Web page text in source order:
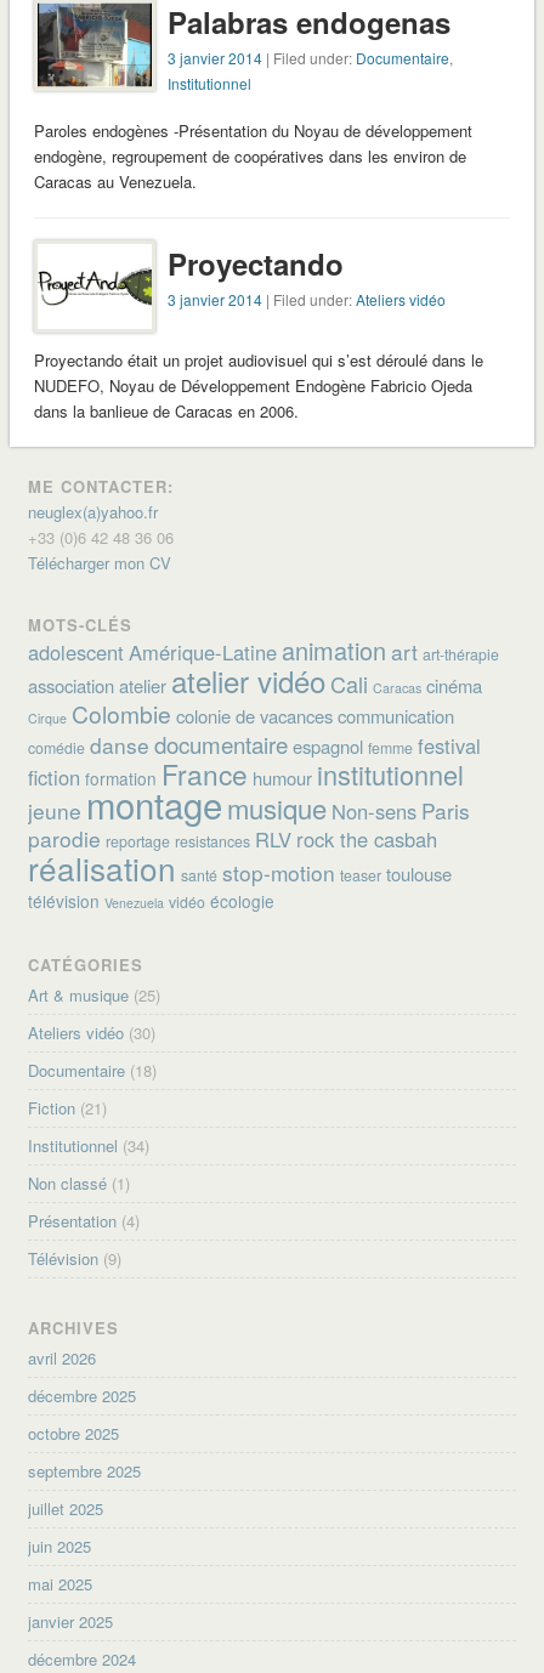
Palabras endogenas
3 janvier 2014 | Filed under: Documentaire,
Institutionnel
Paroles endogènes -Présentation du Noyau de développement
endogène, regroupement de coopératives dans les environ de
Caracas au Venezuela.
Proyectando
3 janvier 2014 | Filed under:Ateliers vidéo
Proyectando était un projet audiovisuel qui s’est déroulé dans le
NUDEFO, Noyau de Développement Endogène Fabricio Ojeda
dans la banlieue de Caracas en 2006.
ME CONTACTER:
neuglex(a)yahoo.fr
+33 (0)6 42 48 36 06
Télécharger mon CV
MOTS-CLÉS
adolescent Amérique-Latine animation art art-thérapie
associationatelier atelier vidéoCali Caracas cinéma
Cirque Colombie colonie de vacancescommunication
comédie danse documentaireespagnol femme festival
fiction formation France humour institutionnel
jeune montagemusique Non-sens Paris
parodie reportage resistances RLV rock the casbah
réalisation santé stop-motion teaser toulouse
télévision Venezuela vidéo écologie
CATÉGORIES
Art & musique (25)
Ateliers vidéo (30)
Documentaire (18)
Fiction (21)
Institutionnel (34)
Non classé (1)
Présentation (4)
Télévision (9)
ARCHIVES
avril 2026
décembre 2025
octobre 2025
septembre 2025
juillet 2025
juin 2025
mai 2025
janvier 2025
décembre 2024